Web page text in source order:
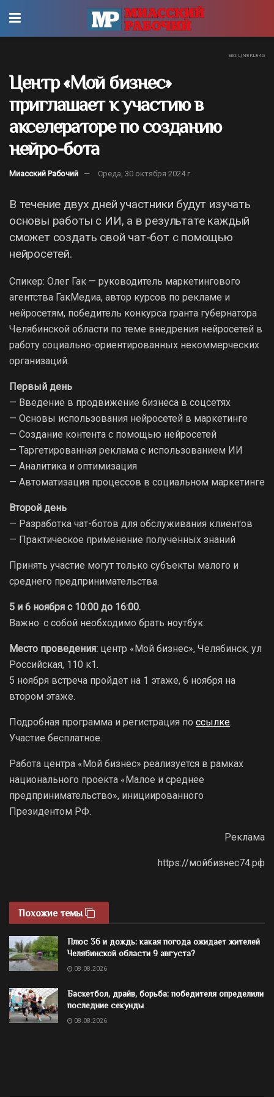
Erid: LjN8KL84G
Центр «Мой бизнес»
приглашает к участию в
акселераторе по созданию
нейро-бота
Миасский Рабочий Среда, 30 октября 2024 г.
В течение двух дней участники будут изучать
основы работы с ИИ, а в результате каждый
сможет создать свой чат-бот с помощью
нейросетей.
Спикер: Олег Гак — руководитель маркетингового
агентства ГакМедиа, автор курсов по рекламе и
нейросетям, победитель конкурса гранта губернатора
Челябинской области по теме внедрения нейросетей в
работу социально-ориентированных некоммерческих
организаций.
Первый день
— Введение в продвижение бизнеса в соцсетях
— Основы использования нейросетей в маркетинге
— Создание контента с помощью нейросетей
— Таргетированная реклама с использованием ИИ
— Аналитика и оптимизация
— Автоматизация процессов в социальном маркетинге
Второй день
— Разработка чат-ботов для обслуживания клиентов
— Практическое применение полученных знаний
Принять участие могут только субъекты малого и
среднего предпринимательства.
5 и 6 ноября с 10:00 до 16:00.
Важно: с собой необходимо брать ноутбук.
Место проведения: центр «Мой бизнес», Челябинск, ул
Российская, 110 к1.
5 ноября встреча пройдет на 1 этаже, 6 ноября на
втором этаже.
Подробная программа и регистрация по ссылке.
Участие бесплатное.
Работа центра «Мой бизнес» реализуется в рамках
национального проекта «Малое и среднее
предпринимательство», инициированного
Президентом РФ.
Реклама
https://мойбизнес74.рф
Похожие темы
Плюс 36 и дождь: какая погода ожидает жителей
Челябинской области 9 августа?
08.08.2026
Баскетбол, драйв, борьба: победителя определили
последние секунды
08.08.2026